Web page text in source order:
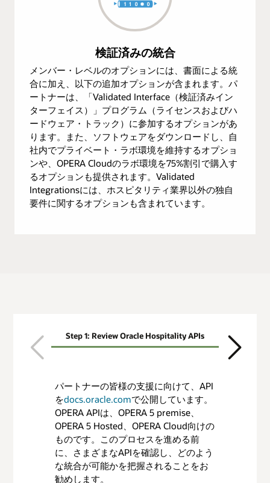
検証済みの統合
メンバー・レベルのオプションには、書面による統
合に加え、以下の追加オプションが含まれます。パ
ートナーは、「Validated Interface（検証済みイン
ターフェイス）」プログラム（ライセンスおよびハ
ードウェア・トラック）に参加するオプションがあ
ります。また、ソフトウェアをダウンロードし、自
社内でプライベート・ラボ環境を維持するオプショ
ンや、OPERA Cloudのラボ環境を75%割引で購入す
るオプションも提供されます。Validated
Integrationsには、ホスピタリティ業界以外の独自
要件に関するオプションも含まれています。
Step 1: Review Oracle Hospitality APIs
パートナーの皆様の支援に向けて、API
をdocs.oracle.comで公開しています。
OPERA APIは、OPERA 5 premise、
OPERA 5 Hosted、OPERA Cloud向けの
ものです。このプロセスを進める前
に、さまざまなAPIを確認し、どのよう
な統合が可能かを把握されることをお
勧めします。
Oracle Hospitality Partner Integration
Programの基準
未来のパートナーは、Oracle
Hospitality Partner Integrationを提出
する上で、オラクルの統合基準で統合
を実現できることを担保するために、
以下の基準を満たしているかを確認す
る必要があります。
以下は、検証に連動する料金の内訳で
す。
ドキュメント
化されている
統合
検証済みの統
合
基準やAPI、適用料金をご確認の後、リ
クエストを送信ください。リクエスト
は以下のリンクから送信ください。リ
クエストはストラテジー・チームによ
ってレビューされ、最大4週間お時間を
いただく場合があります。レビューの
結果に基づいて、次のステップに関す
る情報を提供いたします。リクエスト